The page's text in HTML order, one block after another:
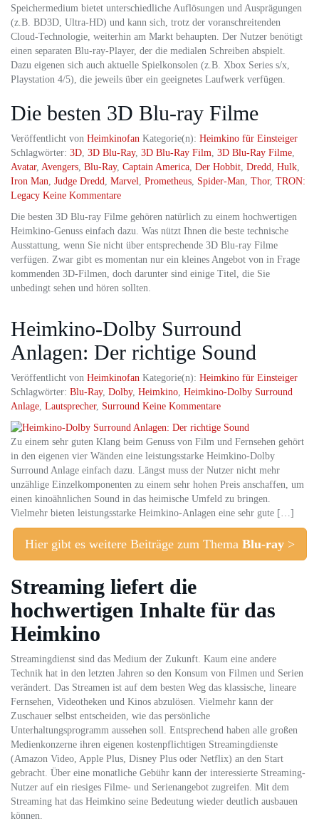
Speichermedium bietet unterschiedliche Auflösungen und Ausprägungen
(z.B. BD3D, Ultra-HD) und kann sich, trotz der voranschreitenden
Cloud-Technologie, weiterhin am Markt behaupten. Der Nutzer benötigt
einen separaten Blu-ray-Player, der die medialen Schreiben abspielt.
Dazu eigenen sich auch aktuelle Spielkonsolen (z.B. Xbox Series s/x,
Playstation 4/5), die jeweils über ein geeignetes Laufwerk verfügen.
Die besten 3D Blu-ray Filme
Veröffentlicht von Heimkinofan Kategorie(n): Heimkino für Einsteiger
Schlagwörter: 3D, 3D Blu-Ray, 3D Blu-Ray Film, 3D Blu-Ray Filme,
Avatar, Avengers, Blu-Ray, Captain America, Der Hobbit, Dredd, Hulk,
Iron Man, Judge Dredd, Marvel, Prometheus, Spider-Man, Thor, TRON:
Legacy Keine Kommentare
Die besten 3D Blu-ray Filme gehören natürlich zu einem hochwertigen
Heimkino-Genuss einfach dazu. Was nützt Ihnen die beste technische
Ausstattung, wenn Sie nicht über entsprechende 3D Blu-ray Filme
verfügen. Zwar gibt es momentan nur ein kleines Angebot von in Frage
kommenden 3D-Filmen, doch darunter sind einige Titel, die Sie
unbedingt sehen und hören sollten.
Heimkino-Dolby Surround
Anlagen: Der richtige Sound
Veröffentlicht von Heimkinofan Kategorie(n): Heimkino für Einsteiger
Schlagwörter: Blu-Ray, Dolby, Heimkino, Heimkino-Dolby Surround
Anlage, Lautsprecher, Surround Keine Kommentare
Zu einem sehr guten Klang beim Genuss von Film und Fernsehen gehört
in den eigenen vier Wänden eine leistungsstarke Heimkino-Dolby
Surround Anlage einfach dazu. Längst muss der Nutzer nicht mehr
unzählige Einzelkomponenten zu einem sehr hohen Preis anschaffen, um
einen kinoähnlichen Sound in das heimische Umfeld zu bringen.
Vielmehr bieten leistungsstarke Heimkino-Anlagen eine sehr gute […]
Hier gibt es weitere Beiträge zum Thema Blu-ray >
Streaming liefert die
hochwertigen Inhalte für das
Heimkino
Streamingdienst sind das Medium der Zukunft. Kaum eine andere
Technik hat in den letzten Jahren so den Konsum von Filmen und Serien
verändert. Das Streamen ist auf dem besten Weg das klassische, lineare
Fernsehen, Videotheken und Kinos abzulösen. Vielmehr kann der
Zuschauer selbst entscheiden, wie das persönliche
Unterhaltungsprogramm aussehen soll. Entsprechend haben alle großen
Medienkonzerne ihren eigenen kostenpflichtigen Streamingdienste
(Amazon Video, Apple Plus, Disney Plus oder Netflix) an den Start
gebracht. Über eine monatliche Gebühr kann der interessierte Streaming-
Nutzer auf ein riesiges Filme- und Serienangebot zugreifen. Mit dem
Streaming hat das Heimkino seine Bedeutung wieder deutlich ausbauen
können.